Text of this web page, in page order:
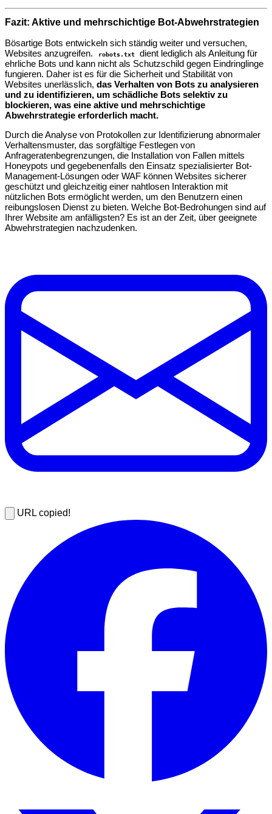
Fazit: Aktive und mehrschichtige Bot-Abwehrstrategien
Bösartige Bots entwickeln sich ständig weiter und versuchen,
Websites anzugreifen.
robots.txt
dient lediglich als Anleitung für
ehrliche Bots und kann nicht als Schutzschild gegen Eindringlinge
fungieren. Daher ist es für die Sicherheit und Stabilität von
Websites unerlässlich, das Verhalten von Bots zu analysieren
und zu identifizieren, um schädliche Bots selektiv zu
blockieren, was eine aktive und mehrschichtige
Abwehrstrategie erforderlich macht.
Durch die Analyse von Protokollen zur Identifizierung abnormaler
Verhaltensmuster, das sorgfältige Festlegen von
Anfrageratenbegrenzungen, die Installation von Fallen mittels
Honeypots und gegebenenfalls den Einsatz spezialisierter Bot-
Management-Lösungen oder WAF können Websites sicherer
geschützt und gleichzeitig einer nahtlosen Interaktion mit
nützlichen Bots ermöglicht werden, um den Benutzern einen
reibungslosen Dienst zu bieten. Welche Bot-Bedrohungen sind auf
Ihrer Website am anfälligsten? Es ist an der Zeit, über geeignete
Abwehrstrategien nachzudenken.
URL copied!